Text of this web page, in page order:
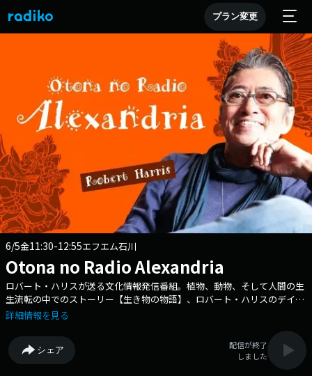
プラン変更
6/5金11:30-12:55エフエム石川
Otona no Radio Alexandria
ロバート・ハリスが送る文化情報発信番組。植物、動物、そして人間の生
生流転の中でのストーリー【生き物の物語】、ロバート・ハリスのデイリ
ーエッセイ【SELF PORTRAIT】、過去とイマを繋ぐ名曲たちをオンエア
ら、”様々な生き方”のヒントを共有していきます。 ▽11:55〜 【 FM石
川ニュース（JFN） 】 --- 番組Webサイト：https://jfn-
pods.com/program/57661 メッセージフォーム：
詳細情報を見る
シェア
配信が終了
しました